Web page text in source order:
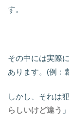
す。
その中には実際
あります。(例：
しかし、それは
らしいけど違う